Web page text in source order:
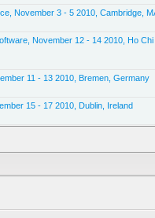
November 3 - 5 2010, Cambridge,
November 12 - 14 2010, Ho Chi
11 - 13 2010, Bremen, Germany
15 - 17 2010, Dublin, Ireland